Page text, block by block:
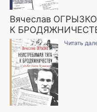
Вячеслав
К
Читать